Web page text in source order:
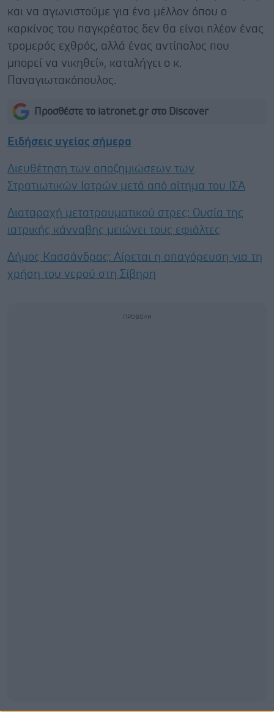
και να αγωνιστούμε για ένα μέλλον όπου ο
καρκίνος του παγκρέατος δεν θα είναι πλέον ένας
τρομερός εχθρός, αλλά ένας αντίπαλος που
μπορεί να νικηθεί», καταλήγει ο κ.
Παναγιωτακόπουλος.
Προσθέστε το iatronet.gr στο Discover
Ειδήσεις υγείας σήμερα
Διευθέτηση των αποζημιώσεων των
Στρατιωτικών Ιατρών μετά από αίτημα του ΙΣΑ
Διαταραχή μετατραυματικού στρες: Ουσία της
ιατρικής κάνναβης μειώνει τους εφιάλτες
Δήμος Κασσάνδρας: Αίρεται η απαγόρευση για τη
χρήση του νερού στη Σίβηρη